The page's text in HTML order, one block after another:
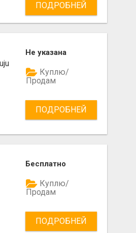
ПОДРОБНЕЙ
Не указана
Куплю/
Продам
ПОДРОБНЕЙ
Бесплатно
Куплю/
Продам
ПОДРОБНЕЙ